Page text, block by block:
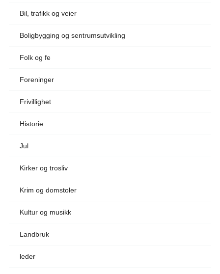
Bil, trafikk og veier
Boligbygging og sentrumsutvikling
Folk og fe
Foreninger
Frivillighet
Historie
Jul
Kirker og trosliv
Krim og domstoler
Kultur og musikk
Landbruk
leder